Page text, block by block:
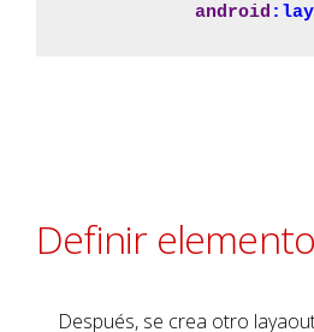
android
Definir
Después, se crea otro